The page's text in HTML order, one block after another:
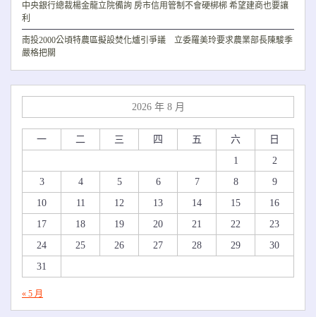
中央銀行總裁楊金龍立院備詢 房市信用管制不會硬梆梆 希望建商也要讓
利
南投2000公頃特農區擬設焚化爐引爭議 立委羅美玲要求農業部長陳駿季
嚴格把關
2026 年 8 月
一 二 三 四 五 六
日
1
2
3
4 5 6 7 8
9
10
11 12 13 14 15
16
17
18 19 20 21 22
23
24
25 26 27 28 29
30
31
« 5 月